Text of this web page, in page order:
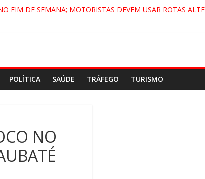
FIM DE SEMANA; MOTORISTAS DEVEM USAR ROTAS
POLÍTICA SAÚDE TRÁFEGO TURISMO
NO